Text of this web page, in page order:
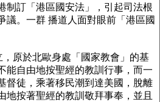
制訂「港區國安法」，引起司法根
議。一群 播道人面對眼前「港區國
原於北歐身處「國家教會」的基
能自由地按聖經的教訓行事，而一
督徒，乘著移民潮到達美國，脫離
地按著聖經的教訓敬拜事奉，並且